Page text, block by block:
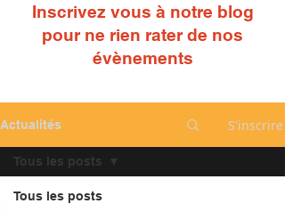
Inscrivez vous à notre blog
pour ne rien rater de nos
évènements
Actualités S'inscrire
Tous les posts
Tous les posts